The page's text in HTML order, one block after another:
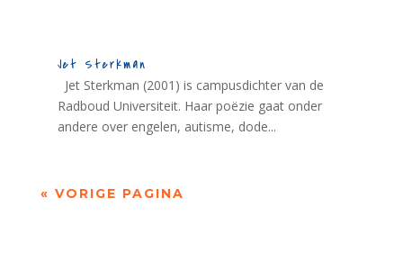
Jet Sterkman
Jet Sterkman (2001) is campusdichter van de
Radboud Universiteit. Haar poëzie gaat onder
andere over engelen, autisme, dode...
« VORIGE PAGINA